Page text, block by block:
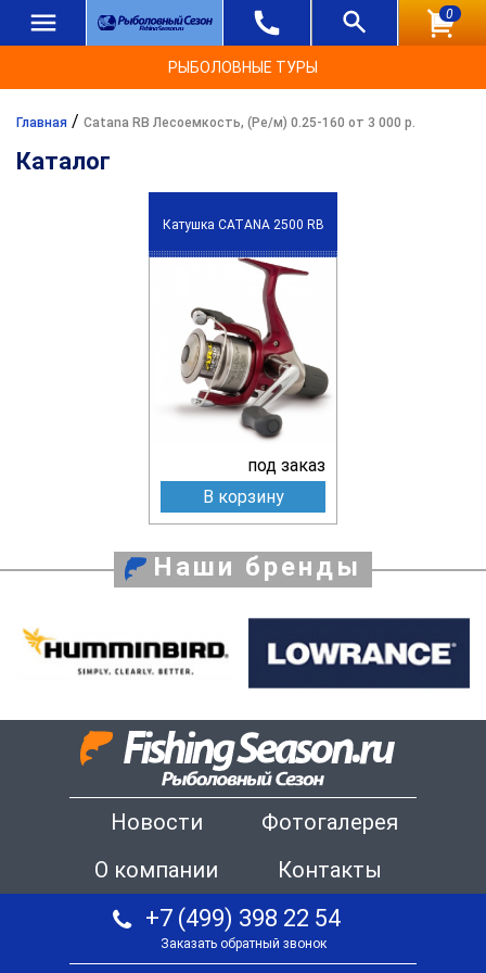
0
РЫБОЛОВНЫЕ ТУРЫ
Главная / Catana RB Лесоемкость, (Ре/м) 0.25-160 от 3 000 р.
Каталог
Катушка CATANA 2500 RB
под заказ
В корзину
Наши бренды
Новости
Фотогалерея
О компании
Контакты
+7 (499) 398 22 54
Заказать обратный звонок